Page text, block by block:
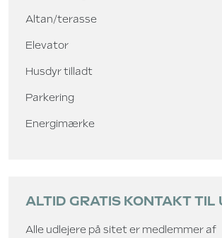
Altan/terasse
Elevator
Husdyr tilladt
Parkering
Energimærke
ALTID GRATIS KONTAKT TIL
Alle udlejere på sitet er medlemmer af